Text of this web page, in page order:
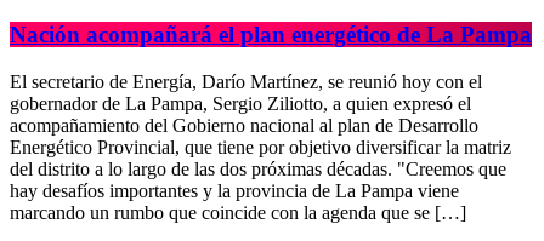
Nación acompañará el plan energético de La Pampa
El secretario de Energía, Darío Martínez, se reunió hoy con el
gobernador de La Pampa, Sergio Ziliotto, a quien expresó el
acompañamiento del Gobierno nacional al plan de Desarrollo
Energético Provincial, que tiene por objetivo diversificar la matriz
del distrito a lo largo de las dos próximas décadas. "Creemos que
hay desafíos importantes y la provincia de La Pampa viene
marcando un rumbo que coincide con la agenda que se […]